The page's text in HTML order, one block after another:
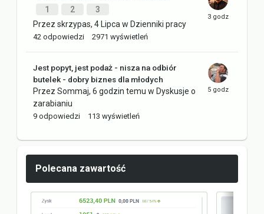
1
2
3
Przez skrzypas, 4 Lipca w Dzienniki pracy
42 odpowiedzi 2971 wyświetleń
Jest popyt, jest podaż - nisza na odbiór
butelek - dobry biznes dla młodych
Przez Sommaj, 6 godzin temu w Dyskusje o
zarabianiu
9 odpowiedzi 113 wyświetleń
Polecana zawartość